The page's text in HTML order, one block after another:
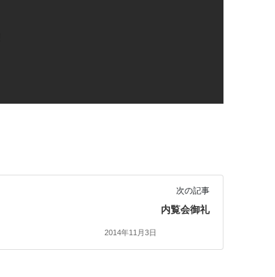
次の記事
内覧会御礼
2014年11月3日